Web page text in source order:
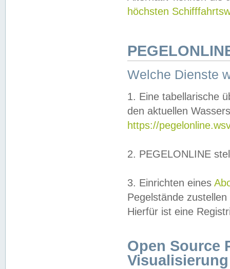
höchsten
Welche Dienste
1. Eine tabellarische
den aktuellen
https://
2. PEGELONLINE
3. Einrichten eines
Pegelstände
Hierfür ist eine
Open Source
Visualisierung